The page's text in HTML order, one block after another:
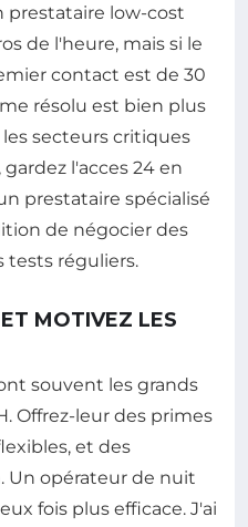
prestataire low-cost
de l'heure, mais si le
contact est de 30
résolu est bien plus
secteurs critiques
l'acces 24 en
prestataire spécialisé
de négocier des
tests réguliers.
MOTIVEZ LES
souvent les grands
Offrez-leur des primes
et des
Un opérateur de nuit
fois plus efficace. J'ai